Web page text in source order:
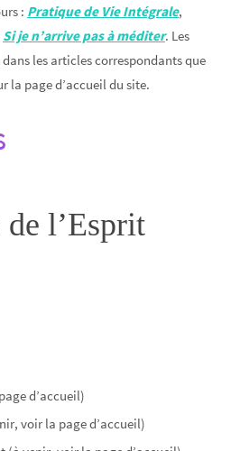
: Pratique de Vie Intégrale,
Si je n’arrive pas à méditer. Les
les articles correspondants que
la page d’accueil du site.
l’Esprit
d’accueil)
voir la page d’accueil)